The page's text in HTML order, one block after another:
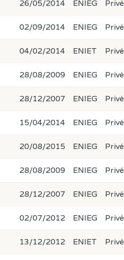
26/05/2014 ENIEG Privé
02/09/2014 ENIEG Privé
04/02/2014 ENIET Privé
28/08/2009 ENIEG Privé
28/12/2007 ENIEG Privé
15/04/2014 ENIEG Privé
20/08/2015 ENIEG Privé
28/08/2009 ENIEG Privé
28/12/2007 ENIEG Privé
02/07/2012 ENIEG Privé
13/12/2012 ENIET Privé